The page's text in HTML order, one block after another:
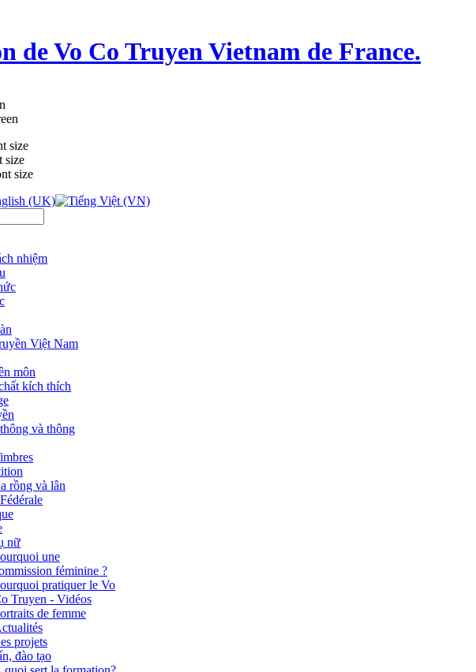
de Vo Co Truyen Vietnam de France.
nhiệm
Việt Nam
môn
kích thích
và thông
rồng và lân
nữ
une
féminine ?
pratiquer le Vo
Truyen - Vidéos
de femme
projets
đào tạo